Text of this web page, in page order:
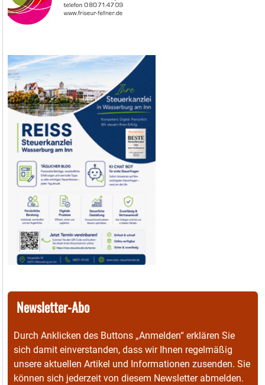
Newsletter-Abo
Durch Anklicken des Buttons „Anmelden“ erklären Sie
sich damit einverstanden, dass wir Ihnen regelmäßig
unsere aktuellen Artikel und Informationen zusenden. Sie
können sich jederzeit von diesem Newsletter abmelden.